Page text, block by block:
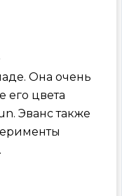
Она очень
его цвета
Эванс также